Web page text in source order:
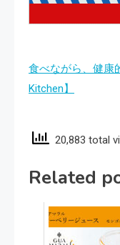
食べながら、健康
Kitchen】
20,883 total
Related